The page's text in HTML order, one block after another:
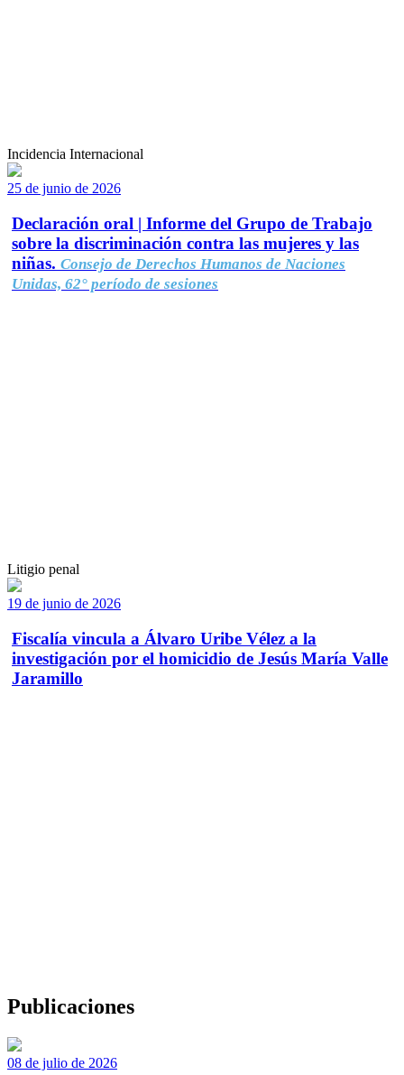
Incidencia Internacional
25 de junio de 2026
Declaración oral | Informe del Grupo de Trabajo
sobre la discriminación contra las mujeres y las
niñas. Consejo de Derechos Humanos de Naciones
Unidas, 62° período de sesiones
Litigio penal
19 de junio de 2026
Fiscalía vincula a Álvaro Uribe Vélez a la
investigación por el homicidio de Jesús María Valle
Jaramillo
Publicaciones
08 de julio de 2026